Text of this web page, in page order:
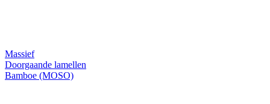
Massief
Doorgaande lamellen
Bamboe (MOSO)